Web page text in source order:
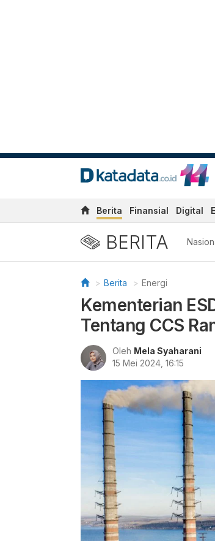
Berita Finansial Digital
BERITA
Berita Energi
Kementerian
Tentang CCS
Oleh Mela Syaharani
15 Mei 2024, 16:15